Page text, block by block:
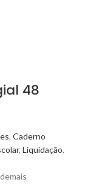
48
, Caderno
, Liquidação,